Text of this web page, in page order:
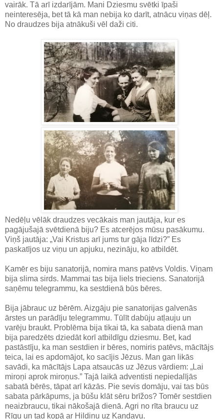
vairāk. Tā arī izdarījām. Mani Dziesmu svētki īpaši
neinteresēja, bet tā kā man nebija ko darīt, atnācu viņas dēļ.
No draudzes bija atnākuši vēl daži citi.
Nedēļu vēlāk draudzes vecākais man jautāja, kur es
pagājušajā svētdienā biju? Es atcerējos mūsu pasākumu.
Viņš jautāja: „Vai Kristus arī jums tur gāja līdzi?” Es
paskatījos uz viņu un apjuku, nezināju, ko atbildēt.
Kamēr es biju sanatorijā, nomira mans patēvs Voldis. Viņam
bija slima sirds. Mammai tas bija liels trieciens. Sanatorijā
saņēmu telegrammu, ka sestdienā būs bēres.
Bija jābrauc uz bērēm. Aizgāju pie sanatorijas galvenās
ārstes un parādīju telegrammu. Tūlīt dabūju atļauju un
varēju braukt. Problēma bija tikai tā, ka sabata dienā man
bija paredzēts dziedāt korī atbildīgu dziesmu. Bet, kad
pastāstīju, ka man sestdien ir bēres, nomiris patēvs, mācītājs
teica, lai es apdomājot, ko sacījis Jēzus. Man gan likās
savādi, ka mācītājs Lapa atsaucās uz Jēzus vārdiem: „Lai
miroņi aprok miroņus.” Tajā laikā adventisti nepiedalījās
sabatā bērēs, tāpat arī kāzās. Pie sevis domāju, vai tas būs
sabata pārkāpums, ja būšu klāt sēru brīžos? Tomēr sestdien
neaizbraucu, tikai nākošajā dienā. Agri no rīta braucu uz
Rīgu un tad kopā ar Hildiņu uz Kandavu.